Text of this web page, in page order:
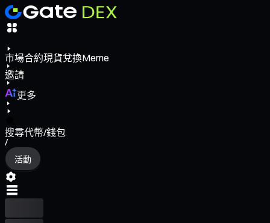
市場合約現貨兌換Meme
邀請
更多
搜尋代幣/錢包
/
活動